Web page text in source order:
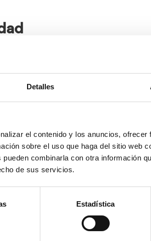
Detalles
el contenido y los anuncios, ofrecer
sobre el uso que haga del sitio web
combinarla con otra información
de sus servicios.
Estadística